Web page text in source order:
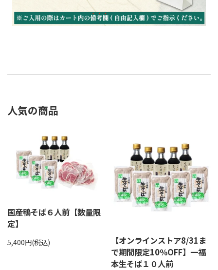
人気の商品
国産鴨そば６人前【数量限
定】
5,400円(税込)
【オンラインストア8/31ま
で期間限定10％OFF】一福
本生そば１０人前